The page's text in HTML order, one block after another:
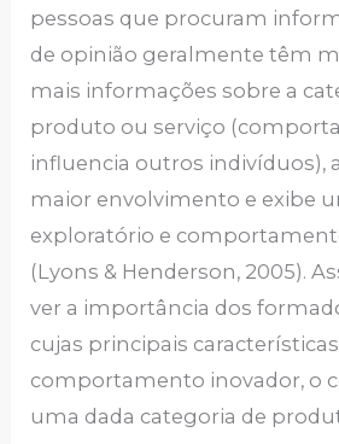
pessoas que procuram
de opinião geralmente têm
mais informações sobre a
produto ou serviço
influencia outros indivíduos),
maior envolvimento e exibe
exploratório e
(Lyons & Henderson, 2005).
ver a importância dos
cujas principais
comportamento inovador, o
uma dada categoria de